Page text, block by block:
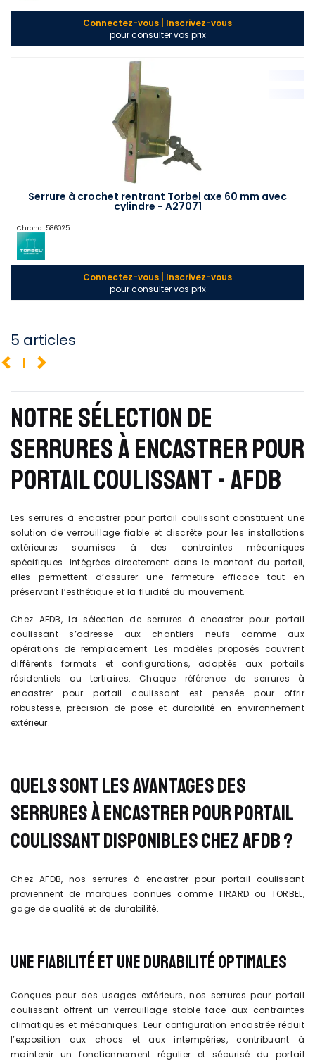
Connectez-vous | Inscrivez-vous
pour consulter vos prix
Serrure à crochet rentrant Torbel axe 60 mm avec
cylindre - A27071
Chrono : 586025
Connectez-vous | Inscrivez-vous
pour consulter vos prix
5 articles
1
NOTRE SÉLECTION DE
SERRURES À ENCASTRER POUR
PORTAIL COULISSANT - AFDB
Les serrures à encastrer pour portail coulissant constituent une
solution de verrouillage fiable et discrète pour les installations
extérieures soumises à des contraintes mécaniques
spécifiques. Intégrées directement dans le montant du portail,
elles permettent d’assurer une fermeture efficace tout en
préservant l’esthétique et la fluidité du mouvement.
Chez AFDB, la sélection de serrures à encastrer pour portail
coulissant s’adresse aux chantiers neufs comme aux
opérations de remplacement. Les modèles proposés couvrent
différents formats et configurations, adaptés aux portails
résidentiels ou tertiaires. Chaque référence de serrures à
encastrer pour portail coulissant est pensée pour offrir
robustesse, précision de pose et durabilité en environnement
extérieur.
QUELS SONT LES AVANTAGES DES
SERRURES À ENCASTRER POUR PORTAIL
COULISSANT DISPONIBLES CHEZ AFDB ?
Chez AFDB, nos serrures à encastrer pour portail coulissant
proviennent de marques connues comme TIRARD ou TORBEL,
gage de qualité et de durabilité.
UNE FIABILITÉ ET UNE DURABILITÉ OPTIMALES
Conçues pour des usages extérieurs, nos serrures pour portail
coulissant offrent un verrouillage stable face aux contraintes
climatiques et mécaniques. Leur configuration encastrée réduit
l’exposition aux chocs et aux intempéries, contribuant à
maintenir un fonctionnement régulier et sécurisé du portail